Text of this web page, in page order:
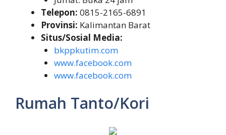
Telepon: 0815-2165-6891
Provinsi: Kalimantan Barat
Situs/Sosial Media:
bkppkutim.com
www.facebook.com
www.facebook.com
Rumah Tanto/Kori